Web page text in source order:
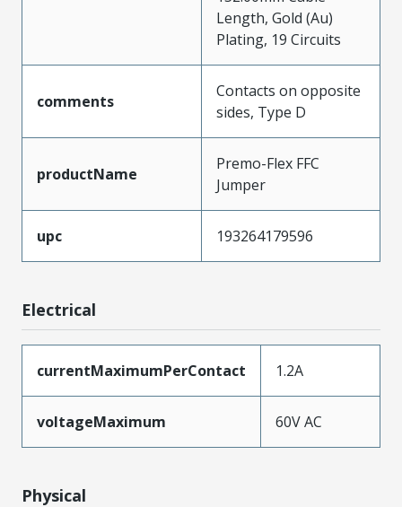
Length, Gold (Au)
Plating, 19 Circuits
comments
Contacts on opposite
sides, Type D
productName
Premo-Flex FFC
Jumper
upc 193264179596
Electrical
currentMaximumPerContact 1.2A
voltageMaximum 60V AC
Physical